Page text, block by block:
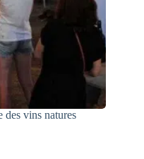
des vins natures